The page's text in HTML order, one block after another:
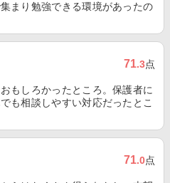
まり勉強できる環境があったの
71.3点
もしろかったところ。保護者に
も相談しやすい対応だったとこ
71.0点